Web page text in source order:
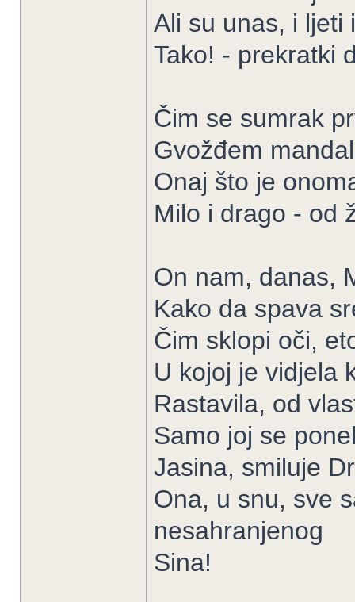
Ali su unas, i ljeti
Tako! - prekratki
Čim se sumrak
Gvožđem
Onaj što je
Milo i drago - od
On nam, danas,
Kako da spava
Čim sklopi oči,
U kojoj je vidjela
Rastavila, od
Samo joj se
Jasina, smiluje
Ona, u snu, sve
nesahranjenog
Sina!